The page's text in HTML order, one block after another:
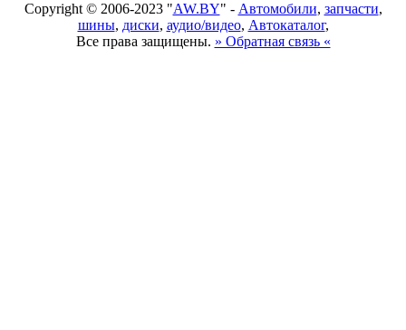
Copyright © 2006-2023 "AW.BY" - Автомобили, запчасти,
шины, диски, аудио/видео, Автокаталог,
Все права защищены. » Обратная связь «